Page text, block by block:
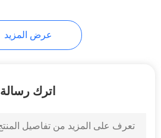
صمام الاختبار NRV
عرض المزيد
اترك رسالة